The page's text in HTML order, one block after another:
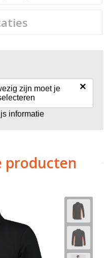
zijn moet je
×
informatie
producten